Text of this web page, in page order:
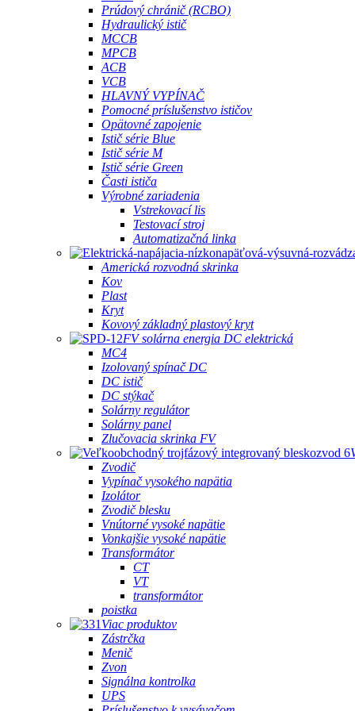
Prúdový chránič (RCBO)
Hydraulický istič
MCCB
MPCB
ACB
VCB
HLAVNÝ VYPÍNAČ
Pomocné príslušenstvo ističov
Opätovné zapojenie
Istič série Blue
Istič série M
Istič série Green
Časti ističa
Výrobné zariadenia
Vstrekovací lis
Testovací stroj
Automatizačná linka
Americká rozvodná skrinka
Kov
Plast
Kryt
Kovový základný plastový kryt
FV solárna energia DC elektrická
MC4
Izolovaný spínač DC
DC istič
DC stýkač
Solárny regulátor
Solárny panel
Zlučovacia skrinka FV
Zvodič
Vypínač vysokého napätia
Izolátor
Zvodič blesku
Vnútorné vysoké napätie
Vonkajšie vysoké napätie
Transformátor
CT
VT
transformátor
poistka
Viac produktov
Zástrčka
Menič
Zvon
Signálna kontrolka
UPS